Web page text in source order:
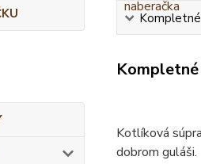
Kotlíková
dobrom guláši.